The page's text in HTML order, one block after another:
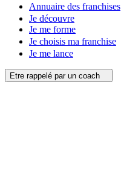
Annuaire des franchises
Je découvre
Je me forme
Je choisis ma franchise
Je me lance
Etre rappelé par un coach